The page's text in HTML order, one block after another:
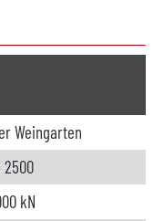
Weingarten
2500
kN